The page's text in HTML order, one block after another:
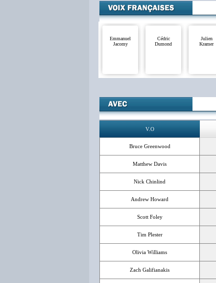
Emmanuel
Jacomy
Cédric
Dumond
Julien
Kramer
V.O
Bruce Greenwood
Matthew Davis
Nick Chinlind
Andrew Howard
Scott Foley
Tim Plester
Olivia Williams
Zach Galifianakis